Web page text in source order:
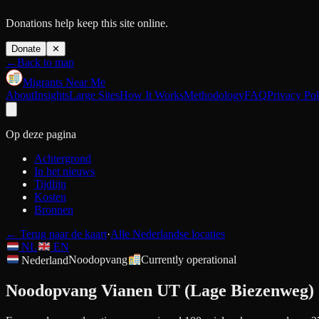
Donations help keep this site online.
Donate ✕
←Back to map
Migrants Near Me
AboutInsightsLarge SitesHow It WorksMethodologyFAQPrivacy
Op deze pagina
Achtergrond
In het nieuws
Tijdlijn
Kosten
Bronnen
← Terug naar de kaart·Alle Nederlandse locaties
NL
EN
NederlandNoodopvang Currently operational
Noodopvang Vianen UT (Lage Biezenweg)